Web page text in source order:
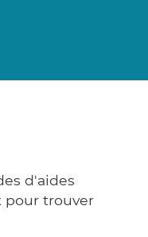
d'aides
pour trouver